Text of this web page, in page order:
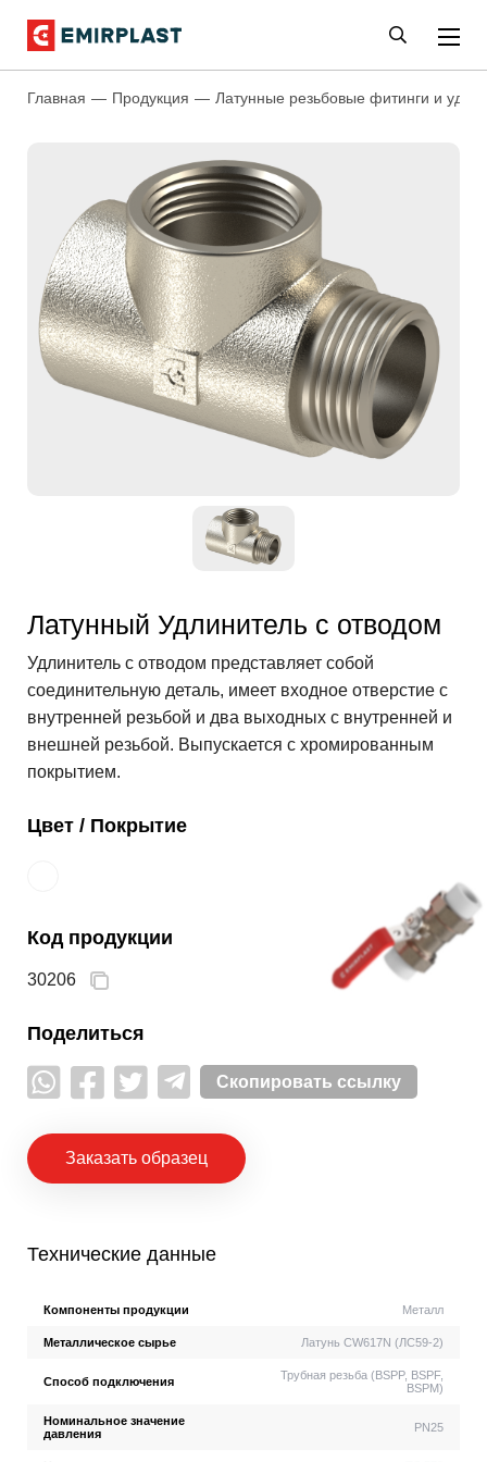
Главная Продукция Латунные резьбовые фитинги и
Латунный Удлинитель с отводом
Удлинитель с отводом представляет собой
соединительную деталь, имеет входное отверстие с
внутренней резьбой и два выходных с внутренней и
внешней резьбой. Выпускается с хромированным
покрытием.
Цвет / Покрытие
Код продукции
30206
Поделиться
Скопировать ссылку
Заказать образец
Технические данные
Компоненты продукции Металл
Металлическое сырье Латунь CW617N (ЛС59-2)
Способ подключения
Трубная резьба (BSPP, BSPF,
BSPM)
Номинальное значение
давления
PN25